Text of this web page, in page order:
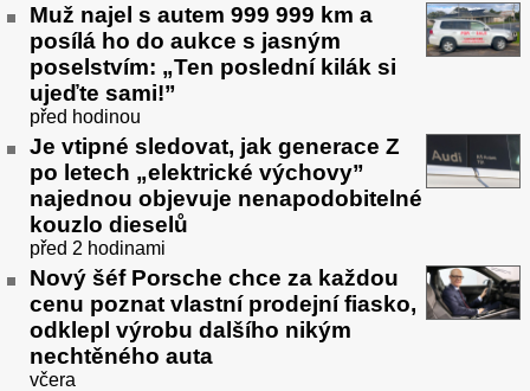
Muž najel s autem 999 999 km a
posílá ho do aukce s jasným
poselstvím: „Ten poslední kilák si
ujeďte sami!”
před hodinou
Je vtipné sledovat, jak generace Z
po letech „elektrické výchovy”
najednou objevuje nenapodobitelné
kouzlo dieselů
před 2 hodinami
Nový šéf Porsche chce za každou
cenu poznat vlastní prodejní fiasko,
odklepl výrobu dalšího nikým
nechtěného auta
včera